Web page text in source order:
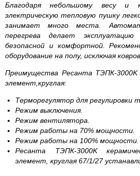
Благодаря небольшому весу и
электрическую тепловую пушку
занимает много места.
перегрева делает
безопасной и комфортной.
оборудование на полу, исключая
Преимущества Ресанта ТЭПК-3000K
элемент,круглая:
Терморегулятор для регулировки
Режим выключения.
Режим вентилятора.
Режим работы на 70% мощности.
Режим работы на 100% мощности.
Ресанта ТЭПК-3000K
элемент, круглая 67/1/27